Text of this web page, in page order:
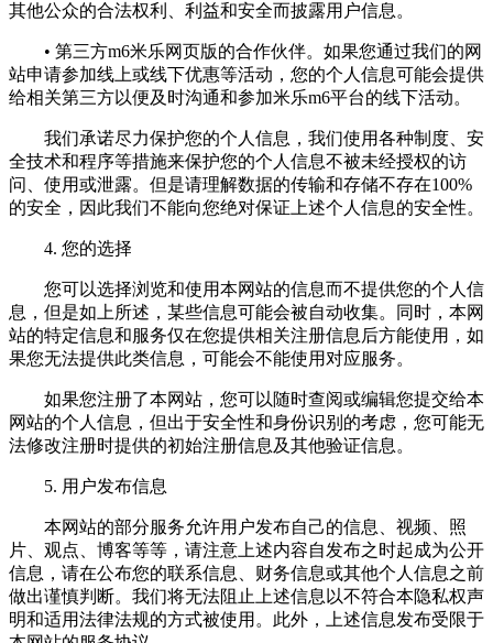
其他公众的合法权利、利益和安全而披露用户信息。
• 第三方m6米乐网页版的合作伙伴。如果您通过我们的网
站申请参加线上或线下优惠等活动，您的个人信息可能会提供
给相关第三方以便及时沟通和参加米乐m6平台的线下活动。
我们承诺尽力保护您的个人信息，我们使用各种制度、安
全技术和程序等措施来保护您的个人信息不被未经授权的访
问、使用或泄露。但是请理解数据的传输和存储不存在100%
的安全，因此我们不能向您绝对保证上述个人信息的安全性。
4. 您的选择
您可以选择浏览和使用本网站的信息而不提供您的个人信
息，但是如上所述，某些信息可能会被自动收集。同时，本网
站的特定信息和服务仅在您提供相关注册信息后方能使用，如
果您无法提供此类信息，可能会不能使用对应服务。
如果您注册了本网站，您可以随时查阅或编辑您提交给本
网站的个人信息，但出于安全性和身份识别的考虑，您可能无
法修改注册时提供的初始注册信息及其他验证信息。
5. 用户发布信息
本网站的部分服务允许用户发布自己的信息、视频、照
片、观点、博客等等，请注意上述内容自发布之时起成为公开
信息，请在公布您的联系信息、财务信息或其他个人信息之前
做出谨慎判断。我们将无法阻止上述信息以不符合本隐私权声
明和适用法律法规的方式被使用。此外，上述信息发布受限于